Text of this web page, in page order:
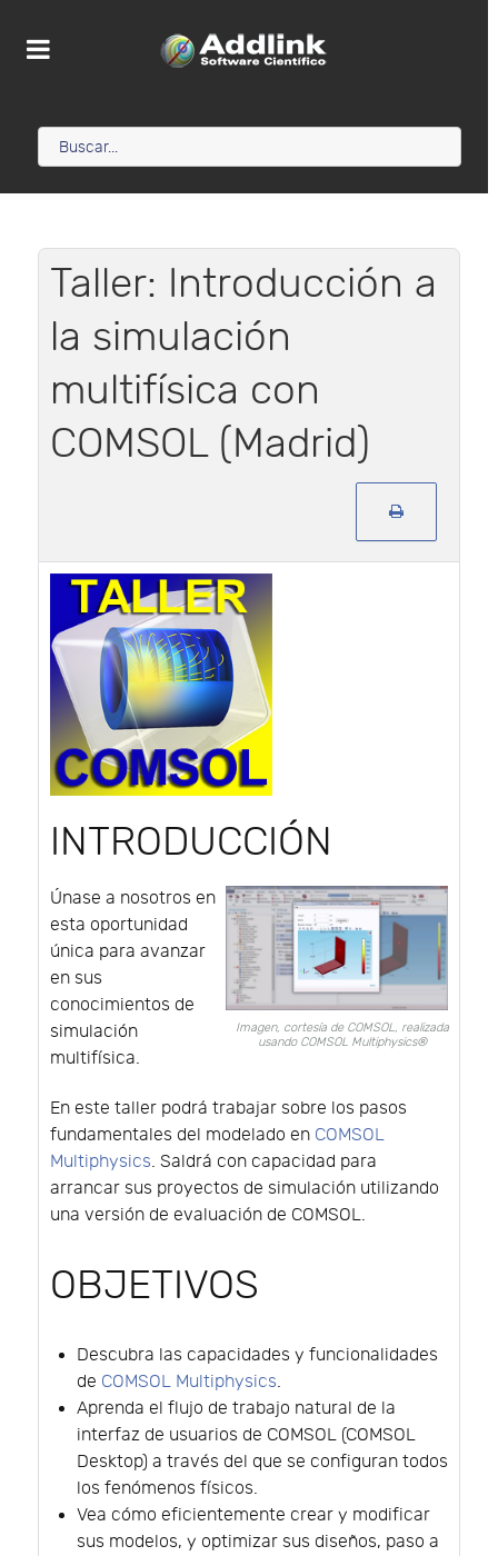
Taller: Introducción a
la simulación
multifísica con
COMSOL (Madrid)
INTRODUCCIÓN
Imagen, cortesía de COMSOL, realizada
usando COMSOL Multiphysics®
Únase a nosotros en
esta oportunidad
única para avanzar
en sus
conocimientos de
simulación
multifísica.
En este taller podrá trabajar sobre los pasos
fundamentales del modelado en COMSOL
Multiphysics. Saldrá con capacidad para
arrancar sus proyectos de simulación utilizando
una versión de evaluación de COMSOL.
OBJETIVOS
Descubra las capacidades y funcionalidades
de COMSOL Multiphysics.
Aprenda el flujo de trabajo natural de la
interfaz de usuarios de COMSOL (COMSOL
Desktop) a través del que se configuran todos
los fenómenos físicos.
Vea cómo eficientemente crear y modificar
sus modelos, y optimizar sus diseños, paso a